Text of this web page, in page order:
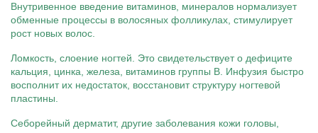
Внутривенное введение витаминов, минералов нормализует
обменные процессы в волосяных фолликулах, стимулирует
рост новых волос.
Ломкость, слоение ногтей. Это свидетельствует о дефиците
кальция, цинка, железа, витаминов группы B. Инфузия быстро
восполнит их недостаток, восстановит структуру ногтевой
пластины.
Себорейный дерматит, другие заболевания кожи головы,